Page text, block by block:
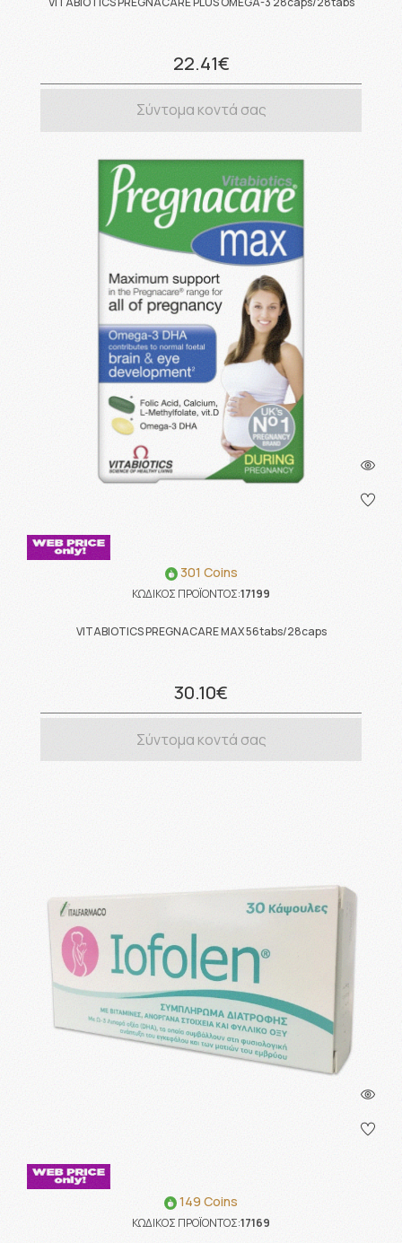
22.41€
Σύντομα κοντά σας
301 Coins
ΚΩΔΙΚΟΣ ΠΡΟΪΟΝΤΟΣ:17199
VITABIOTICS PREGNACARE MAX 56tabs/28caps
30.10€
Σύντομα κοντά σας
149 Coins
ΚΩΔΙΚΟΣ ΠΡΟΪΟΝΤΟΣ:17169